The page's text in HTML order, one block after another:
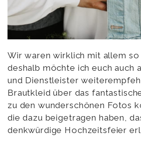
Wir waren wirklich mit allem so
deshalb möchte ich euch auch
und Dienstleister
Brautkleid über das
zu den wunderschönen Fotos
die dazu beigetragen haben,
denkwürdige Hochzeitsfeier